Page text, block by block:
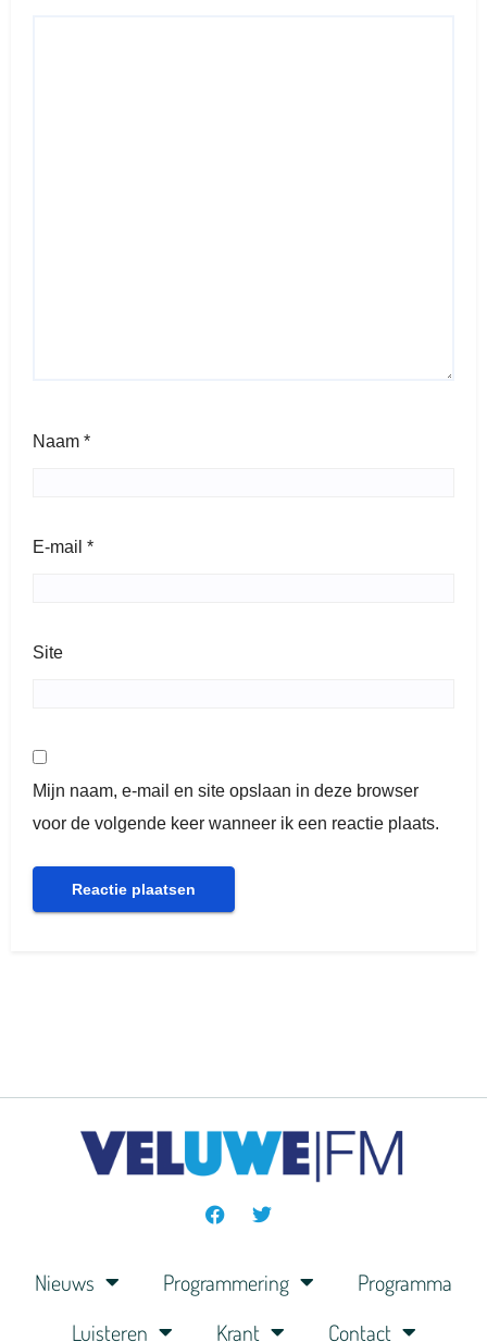
Naam *
E-mail *
Site
Mijn naam, e-mail en site opslaan in deze browser
voor de volgende keer wanneer ik een reactie plaats.
Nieuws Programmering
Programma
Luisteren
Krant Contact